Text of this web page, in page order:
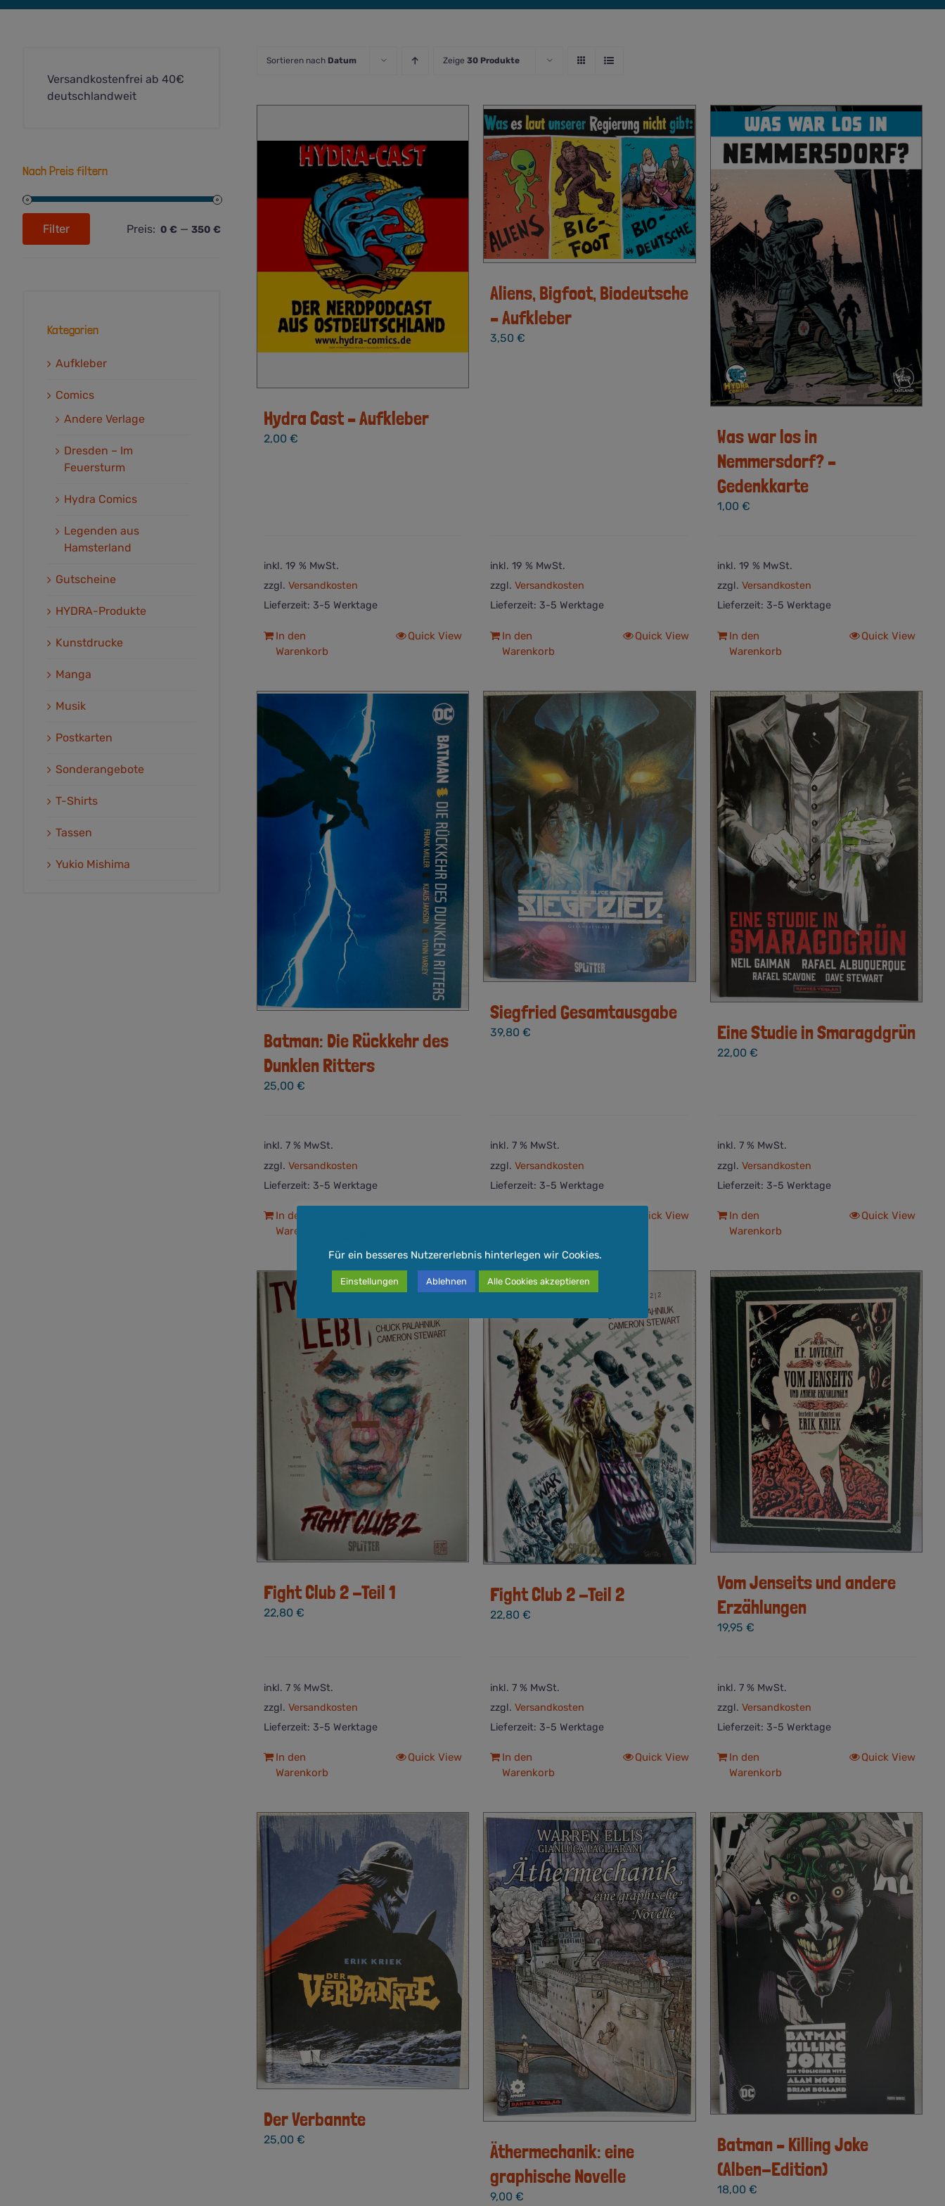
Sortieren nach Datum Zeige 30 Produkte
Hydra Cast – Aufkleber
2,00 €
inkl. 19 % MwSt.
zzgl. Versandkosten
Lieferzeit: 3-5 Werktage
In den
Warenkorb
Quick View
Aliens, Bigfoot, Biodeutsche
– Aufkleber
3,50€
inkl. 19 % MwSt.
zzgl.Versandkosten
Lieferzeit: 3-5 Werktage
In den
Warenkorb
Quick View
Was war los in
Nemmersdorf? –
Gedenkkarte
1,00 €
inkl. 19 % MwSt.
zzgl. Versandkosten
Lieferzeit: 3-5 Werktage
In den
Warenkorb
Quick View
Batman: Die Rückkehr des
Dunklen Ritters
25,00 €
inkl. 7 % MwSt.
zzgl. Versandkosten
Lieferzeit: 3-5 Werktage
In den
Warenkorb
Siegfried Gesamtausgabe
39,80€
inkl. 7 % MwSt.
zzgl.Versandkosten
Lieferzeit: 3-5 Werktage
Quick View
Eine Studie in Smaragdgrün
22,00 €
inkl. 7 % MwSt.
zzgl. Versandkosten
Lieferzeit: 3-5 Werktage
In den
Warenkorb
Quick View
Fight Club 2 -Teil 1
22,80 €
inkl. 7 % MwSt.
zzgl. Versandkosten
Lieferzeit: 3-5 Werktage
In den
Warenkorb
Quick View
Fight Club 2 -Teil 2
22,80€
inkl. 7 % MwSt.
zzgl.Versandkosten
Lieferzeit: 3-5 Werktage
In den
Warenkorb
Quick View
Vom Jenseits und andere
Erzählungen
19,95 €
inkl. 7 % MwSt.
zzgl. Versandkosten
Lieferzeit: 3-5 Werktage
In den
Warenkorb
Quick View
Der Verbannte
25,00 €
Äthermechanik: eine
graphische Novelle
9,00€
Batman – Killing Joke
(Alben-Edition)
18,00 €
Versandkostenfrei ab 40€
deutschlandweit
Nach Preis filtern
Max.
Filter Preis: 0 €— 350 €
Kategorien
Aufkleber
Comics
Andere Verlage
Dresden – Im
Feuersturm
Hydra Comics
Legenden aus
Hamsterland
Gutscheine
HYDRA-Produkte
Kunstdrucke
Manga
Musik
Postkarten
Sonderangebote
T-Shirts
Tassen
Yukio Mishima
Für ein besseres Nutzererlebnis hinterlegen wir Cookies.
Einstellungen Ablehnen Alle Cookies akzeptieren